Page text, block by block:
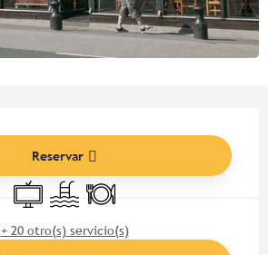
Reservar
TelevisiónPiscinaRestaurante
+ 20 otro(s) servicio(s)